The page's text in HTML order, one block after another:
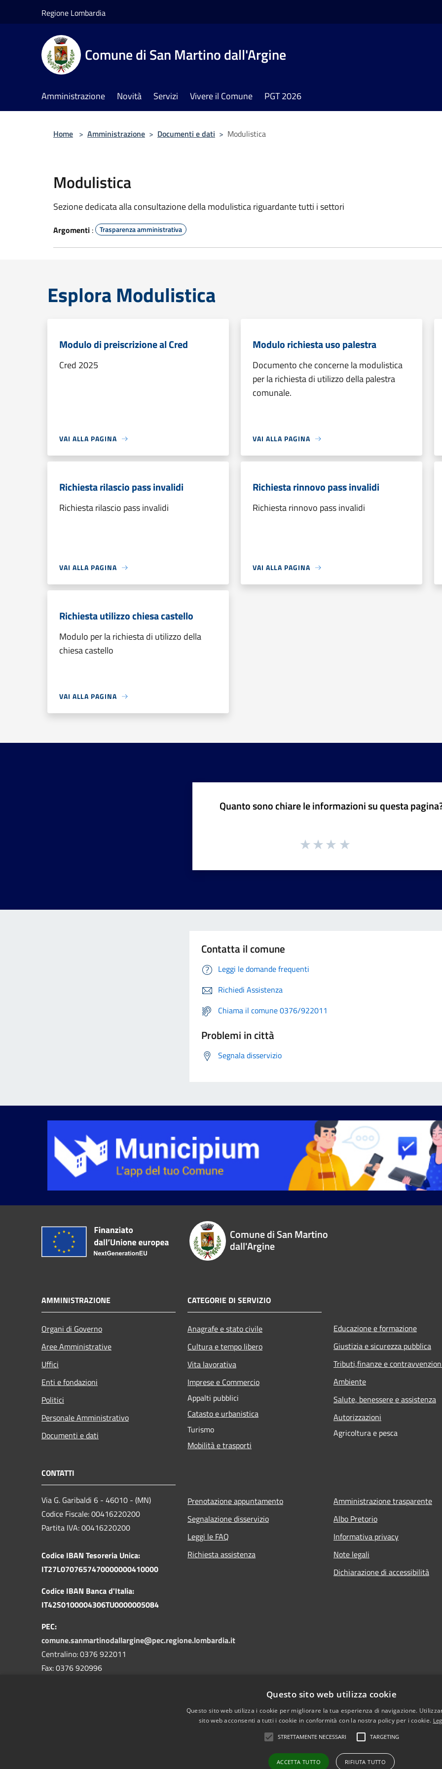
Regione Lombardia
Comune di San Martino dall'Argine
Amministrazione Novità Servizi Vivere il Comune PGT 2026
Home > Amministrazione > Documenti e dati > Modulistica
Modulistica
Sezione dedicata alla consultazione della modulistica riguardante tutti i settori
Argomenti : Trasparenza amministrativa
Esplora Modulistica
Modulo di preiscrizione al Cred
Cred 2025
VAI ALLA PAGINA
Modulo richiesta uso palestra
Documento che concerne la modulistica
per la richiesta di utilizzo della palestra
comunale.
VAI ALLA PAGINA
Richiesta rilascio pass invalidi
Richiesta rilascio pass invalidi
VAI ALLA PAGINA
Richiesta rinnovo pass invalidi
Richiesta rinnovo pass invalidi
VAI ALLA PAGINA
Richiesta utilizzo chiesa castello
Modulo per la richiesta di utilizzo della
chiesa castello
VAI ALLA PAGINA
Quanto sono chiare le informazioni su questa
Contatta il comune
Leggi le domande frequenti
Richiedi Assistenza
Chiama il comune 0376/922011
Problemi in città
Segnala disservizio
Comune di San Martino
dall'Argine
AMMINISTRAZIONE
Organi di Governo
Aree Amministrative
Uffici
Enti e fondazioni
Politici
Personale Amministrativo
Documenti e dati
CATEGORIE DI SERVIZIO
Anagrafe e stato civile
Cultura e tempo libero
Vita lavorativa
Imprese e Commercio
Appalti pubblici
Catasto e urbanistica
Turismo
Mobilità e trasporti
Educazione e formazione
Giustizia e sicurezza pubblica
Tributi,finanze e
Ambiente
Salute, benessere e assistenza
Autorizzazioni
Agricoltura e pesca
CONTATTI
Via G. Garibaldi 6 - 46010 - (MN)
Codice Fiscale: 00416220200
Partita IVA: 00416220200
Codice IBAN Tesoreria Unica:
IT27L0707657470000000410000
Codice IBAN Banca d'Italia:
IT42S0100004306TU0000005084
PEC:
comune.sanmartinodallargine@pec.regione.lombardia.it
Centralino: 0376 922011
Fax: 0376 920996
Prenotazione appuntamento
Segnalazione disservizio
Leggi le FAQ
Richiesta assistenza
Amministrazione trasparente
Albo Pretorio
Informativa privacy
Note legali
Dichiarazione di accessibilità
Copyright © 2026 • Comune di
Questo sito web utilizza cookie
Questo sito web utilizza i cookie per migliorare la tua esperienza di navigazione.
sito web acconsenti a tutti i cookie in conformità con la nostra policy per i cookie.
STRETTAMENTE NECESSARI TARGETING
ACCETTA TUTTO RIFIUTA TUTTO